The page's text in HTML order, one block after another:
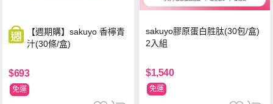
【週期購】sakuyo 香檸青
汁(30條/盒)
$693
免運
sakuyo膠原蛋白胜肽(30包/盒)
2入組
$1,540
免運